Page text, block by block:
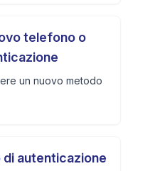
telefono o
un nuovo metodo
autenticazione